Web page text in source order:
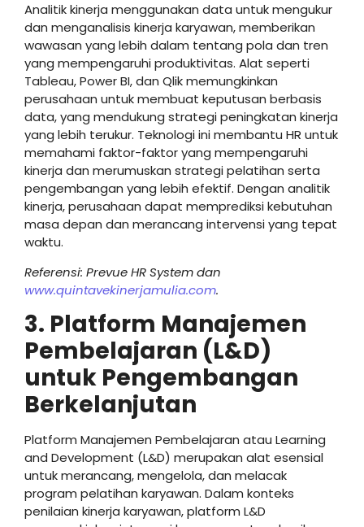
Analitik kinerja menggunakan data untuk mengukur
dan menganalisis kinerja karyawan, memberikan
wawasan yang lebih dalam tentang pola dan tren
yang mempengaruhi produktivitas. Alat seperti
Tableau, Power BI, dan Qlik memungkinkan
perusahaan untuk membuat keputusan berbasis
data, yang mendukung strategi peningkatan kinerja
yang lebih terukur. Teknologi ini membantu HR untuk
memahami faktor-faktor yang mempengaruhi
kinerja dan merumuskan strategi pelatihan serta
pengembangan yang lebih efektif. Dengan analitik
kinerja, perusahaan dapat memprediksi kebutuhan
masa depan dan merancang intervensi yang tepat
waktu.
Referensi: Prevue HR System dan
www.quintavekinerjamulia.com.
3. Platform Manajemen
Pembelajaran (L&D)
untuk Pengembangan
Berkelanjutan
Platform Manajemen Pembelajaran atau Learning
and Development (L&D) merupakan alat esensial
untuk merancang, mengelola, dan melacak
program pelatihan karyawan. Dalam konteks
penilaian kinerja karyawan, platform L&D